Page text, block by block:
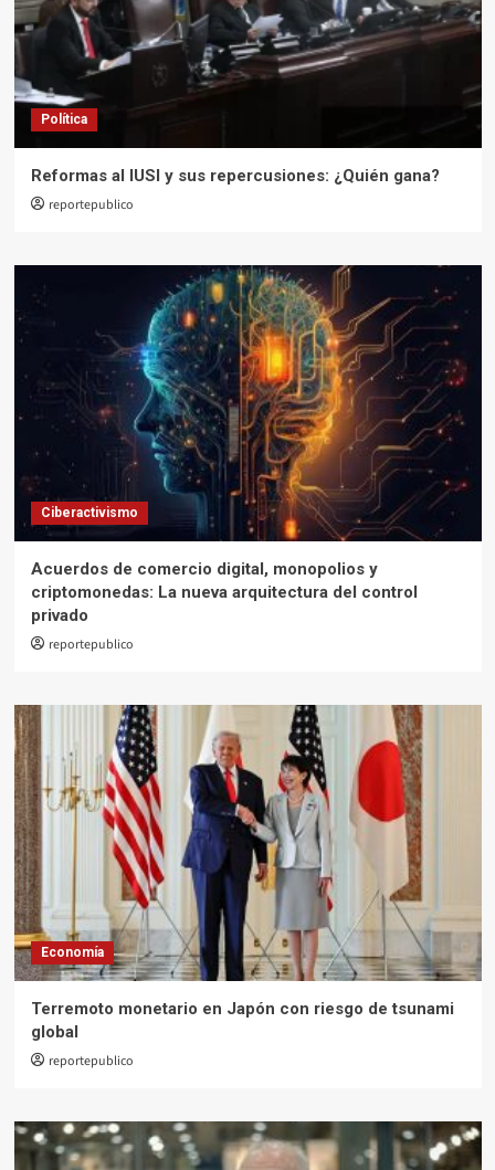
Política
Reformas al IUSI y sus repercusiones: ¿Quién gana?
reportepublico
Ciberactivismo
Acuerdos de comercio digital, monopolios y
criptomonedas: La nueva arquitectura del control
privado
reportepublico
Economía
Terremoto monetario en Japón con riesgo de tsunami
global
reportepublico